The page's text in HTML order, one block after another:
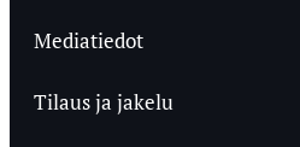
Mediatiedot
Tilaus ja jakelu